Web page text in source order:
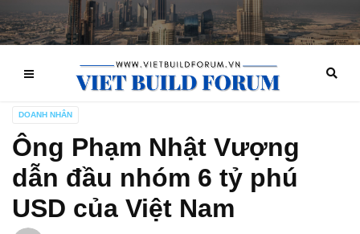
DOANH NHÂN
Ông Phạm Nhật Vượng
dẫn đầu nhóm 6 tỷ phú
USD của Việt Nam